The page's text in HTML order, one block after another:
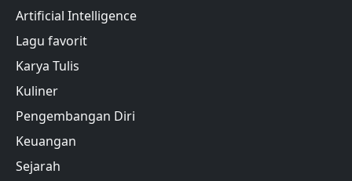
Artificial Intelligence
Lagu favorit
Karya Tulis
Kuliner
Pengembangan Diri
Keuangan
Sejarah